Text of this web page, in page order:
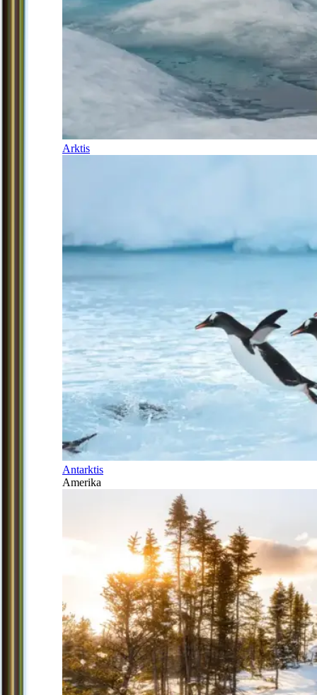
Arktis
Antarktis
Amerika